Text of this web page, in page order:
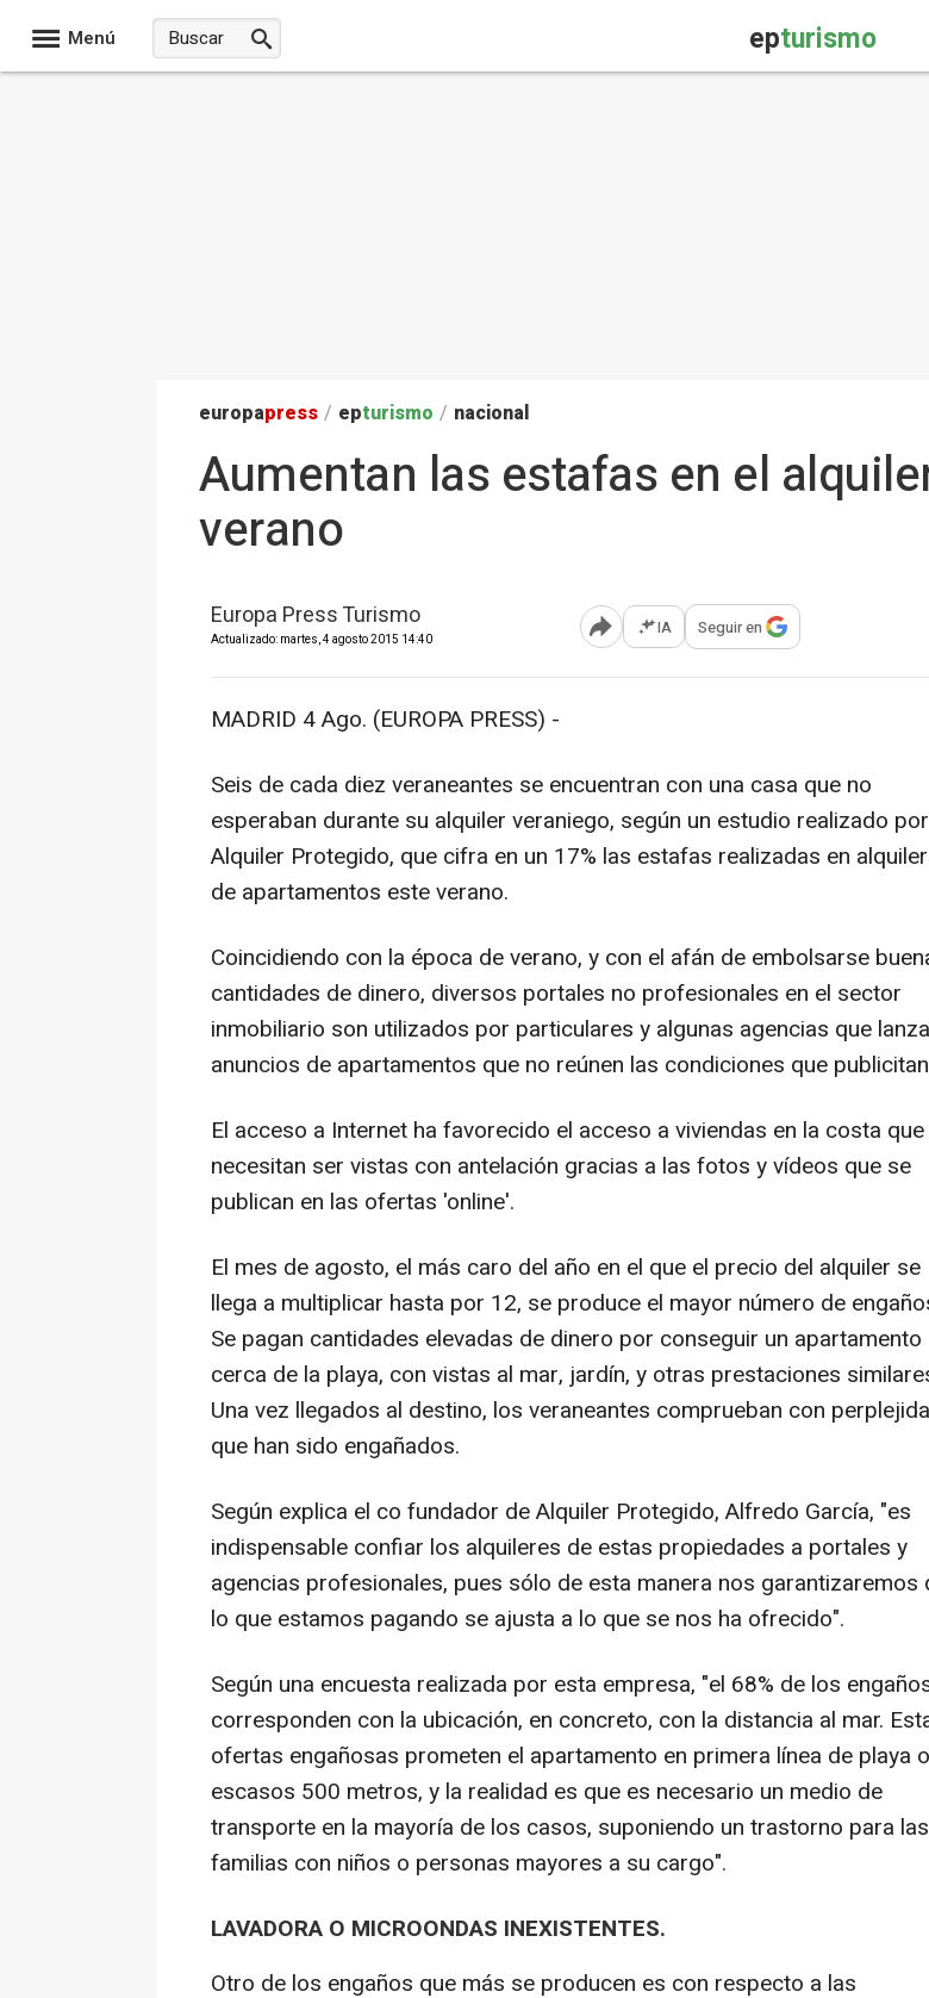
Menú epturismo
europapress / epturismo / nacional
Aumentan las estafas en el
verano
Europa Press Turismo
Actualizado: martes, 4 agosto 2015 14:40 Abrir opciones para compartir
IA Seguir en
MADRID 4 Ago. (EUROPA PRESS) -
Seis de cada diez veraneantes se encuentran con una casa que no
esperaban durante su alquiler veraniego, según un estudio realizado por
Alquiler Protegido, que cifra en un 17% las estafas realizadas en
de apartamentos este verano.
Coincidiendo con la época de verano, y con el afán de embolsarse
cantidades de dinero, diversos portales no profesionales en el sector
inmobiliario son utilizados por particulares y algunas agencias que
anuncios de apartamentos que no reúnen las condiciones que
El acceso a Internet ha favorecido el acceso a viviendas en la costa
necesitan ser vistas con antelación gracias a las fotos y vídeos que se
publican en las ofertas 'online'.
El mes de agosto, el más caro del año en el que el precio del alquiler se
llega a multiplicar hasta por 12, se produce el mayor número de
Se pagan cantidades elevadas de dinero por conseguir un apartamento
cerca de la playa, con vistas al mar, jardín, y otras prestaciones
Una vez llegados al destino, los veraneantes comprueban con
que han sido engañados.
Según explica el co fundador de Alquiler Protegido, Alfredo García, "es
indispensable confiar los alquileres de estas propiedades a portales y
agencias profesionales, pues sólo de esta manera nos garantizaremos
lo que estamos pagando se ajusta a lo que se nos ha ofrecido".
Según una encuesta realizada por esta empresa, "el 68% de los
corresponden con la ubicación, en concreto, con la distancia al mar.
ofertas engañosas prometen el apartamento en primera línea de playa
escasos 500 metros, y la realidad es que es necesario un medio de
transporte en la mayoría de los casos, suponiendo un trastorno para las
familias con niños o personas mayores a su cargo".
LAVADORA O MICROONDAS INEXISTENTES.
Otro de los engaños que más se producen es con respecto a las